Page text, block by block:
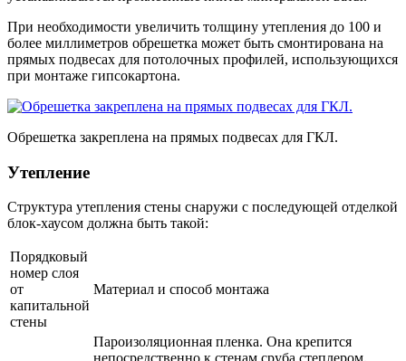
При необходимости увеличить толщину утепления до 100 и
более миллиметров обрешетка может быть смонтирована на
прямых подвесах для потолочных профилей, использующихся
при монтаже гипсокартона.
Обрешетка закреплена на прямых подвесах для ГКЛ.
Утепление
Структура утепления стены снаружи с последующей отделкой
блок-хаусом должна быть такой:
Порядковый
номер слоя
от
капитальной
стены
Материал и способ монтажа
Пароизоляционная пленка. Она крепится